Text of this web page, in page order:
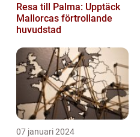
Resa till Palma: Upptäck
Mallorcas förtrollande
huvudstad
07 januari 2024